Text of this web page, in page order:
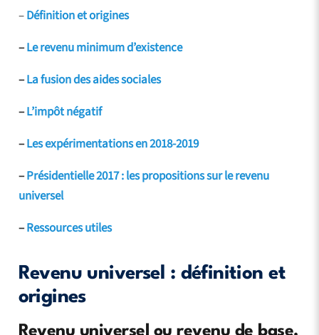
–Définition et origines
–Le revenu minimum d’existence
–La fusion des aides sociales
–L’impôt négatif
–Les expérimentations en 2018-2019
–Présidentielle 2017 : les propositions sur le revenu
universel
–Ressources utiles
Revenu universel : définition et
origines
Revenu universel ou revenu de base,